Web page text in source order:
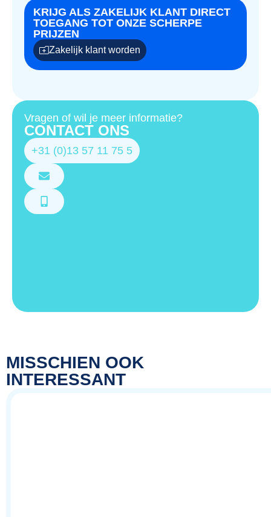
KRIJG ALS ZAKELIJK KLANT DIRECT
TOEGANG TOT ONZE SCHERPE
PRIJZEN
Zakelijk klant worden
Vragen of wil je meer informatie?
CONTACT ONS
+31 (0)13 57 11 75 5
MISSCHIEN OOK
INTERESSANT